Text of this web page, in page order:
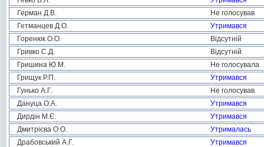
Герман Д.В.
Не голосував
Гетманцев Д.О.
Утримався
Горенюк О.О.
Відсутній
Гривко С.Д.
Відсутній
Гришина Ю.М.
Не голосувала
Грищук Р.П.
Утримався
Гунько А.Г.
Не голосував
Дануца О.А.
Утримався
Дирдін М.Є.
Утримався
Дмитрієва О.О.
Утрималась
Драбовський А.Г.
Утримався